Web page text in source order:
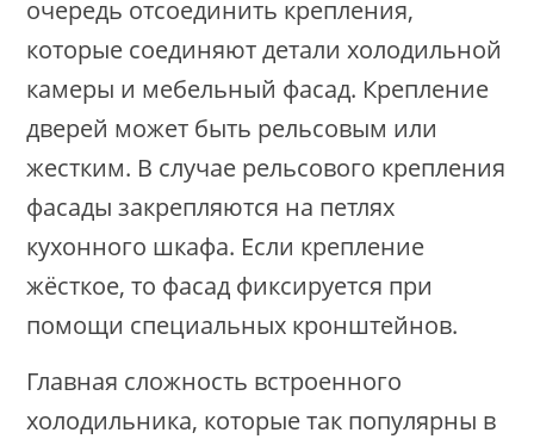
очередь отсоединить крепления,
которые соединяют детали холодильной
камеры и мебельный фасад. Крепление
дверей может быть рельсовым или
жестким. В случае рельсового крепления
фасады закрепляются на петлях
кухонного шкафа. Если крепление
жёсткое, то фасад фиксируется при
помощи специальных кронштейнов.
Главная сложность встроенного
холодильника, которые так популярны в